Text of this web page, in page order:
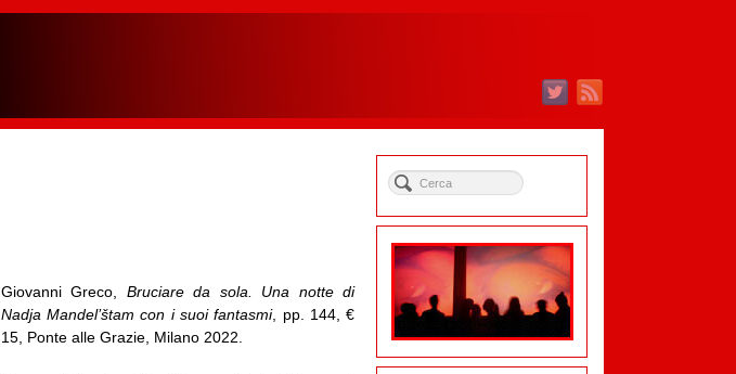
Giovanni Greco, Bruciare da sola. Una notte di
Nadja Mandel’štam con i suoi fantasmi, pp. 144, €
15, Ponte alle Grazie, Milano 2022.